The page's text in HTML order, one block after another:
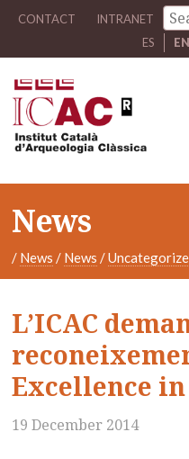
CONTACT INTRANET
ES
EN
News
/ News / News /
L’ICAC
Excellence in
19 December 2014